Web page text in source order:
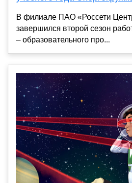
В филиале ПАО «Россети
завершился второй сезон
– образовательного про...